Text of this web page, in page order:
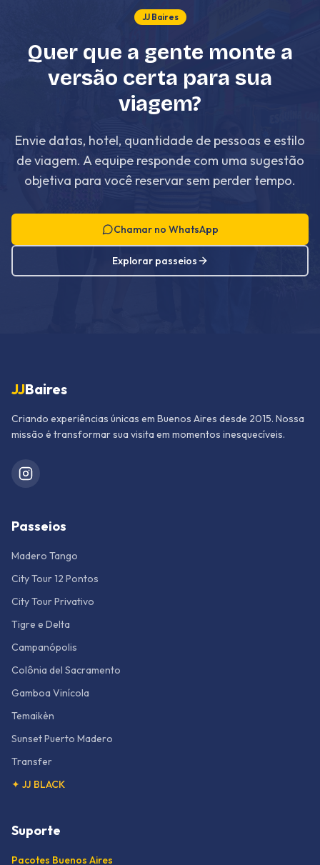
JJ Baires
Quer que a gente monte a
versão certa para sua
viagem?
Envie datas, hotel, quantidade de pessoas e estilo
de viagem. A equipe responde com uma sugestão
objetiva para você reservar sem perder tempo.
Chamar no WhatsApp
Explorar passeios
JJBaires
Criando experiências únicas em Buenos Aires desde 2015. Nossa
missão é transformar sua visita em momentos inesquecíveis.
Passeios
Madero Tango
City Tour 12 Pontos
City Tour Privativo
Tigre e Delta
Campanópolis
Colônia del Sacramento
Gamboa Vinícola
Temaikèn
Sunset Puerto Madero
Transfer
✦ JJ BLACK
Suporte
Pacotes Buenos Aires